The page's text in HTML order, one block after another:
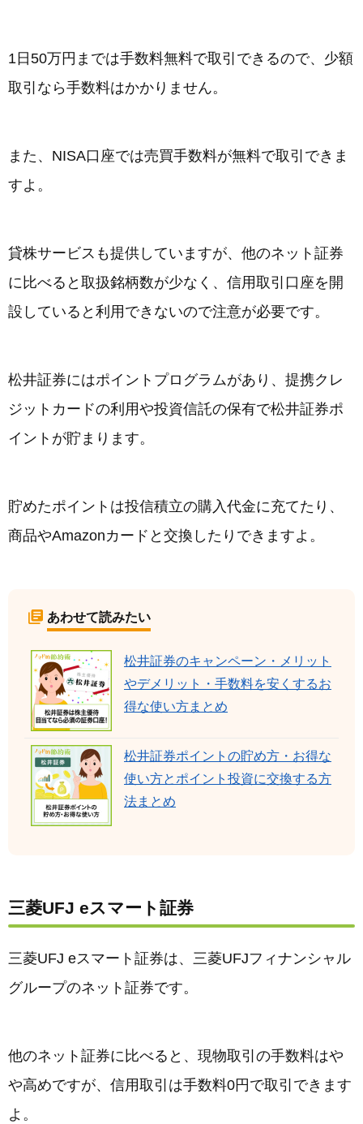
1日50万円までは手数料無料で取引できるので、少額
取引なら手数料はかかりません。
また、NISA口座では売買手数料が無料で取引できま
すよ。
貸株サービスも提供していますが、他のネット証券
に比べると取扱銘柄数が少なく、信用取引口座を開
設していると利用できないので注意が必要です。
松井証券にはポイントプログラムがあり、提携クレ
ジットカードの利用や投資信託の保有で松井証券ポ
イントが貯まります。
貯めたポイントは投信積立の購入代金に充てたり、
商品やAmazonカードと交換したりできますよ。
あわせて読みたい
松井証券のキャンペーン・メリット
やデメリット・手数料を安くするお
得な使い方まとめ
松井証券ポイントの貯め方・お得な
使い方とポイント投資に交換する方
法まとめ
三菱UFJ eスマート証券
三菱UFJ eスマート証券は、三菱UFJフィナンシャル
グループのネット証券です。
他のネット証券に比べると、現物取引の手数料はや
や高めですが、信用取引は手数料0円で取引できます
よ。